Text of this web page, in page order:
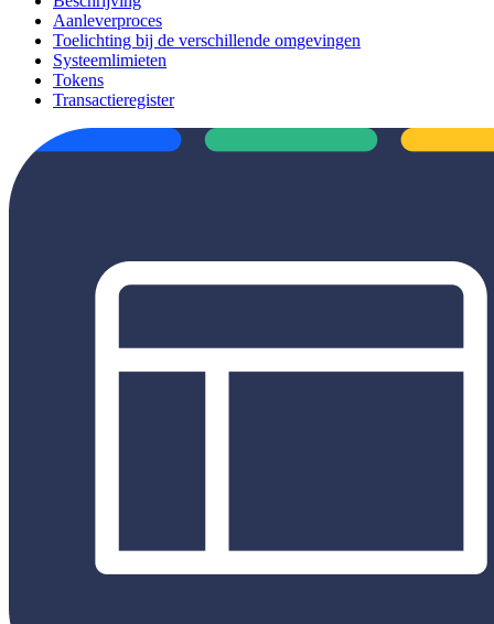
Aanleverproces
Toelichting bij de verschillende omgevingen
Systeemlimieten
Tokens
Transactieregister